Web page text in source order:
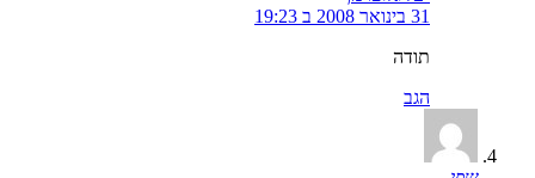
31 בינואר 2008 ב 19:23
תודה
הגב